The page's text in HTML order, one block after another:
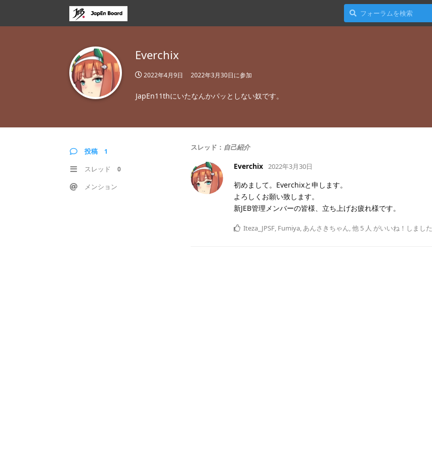
Everchix
2022年4月9日 2022年3月30日に参加
JapEn11thにいたなんかパッとしない奴です。
投稿 1
スレッド 0
メンション
スレッド： 自己紹介
Everchix 2022年3月30日
初めまして。Everchixと申します。
よろしくお願い致します。
新JEB管理メンバーの皆様、立ち上げお疲れ様です。
Iteza_JPSF, Fumiya,あんさきちゃん,他 5 人 がいいね！しました